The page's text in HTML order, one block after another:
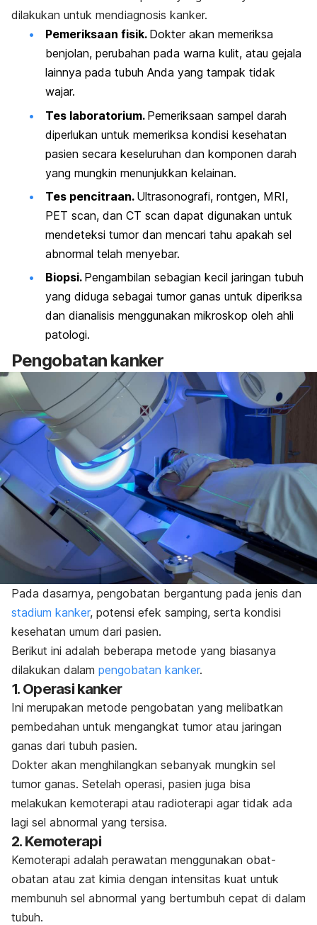
dilakukan untuk mendiagnosis kanker.
Pemeriksaan fisik. Dokter akan memeriksa
benjolan, perubahan pada warna kulit, atau gejala
lainnya pada tubuh Anda yang tampak tidak
wajar.
Tes laboratorium. Pemeriksaan sampel darah
diperlukan untuk memeriksa kondisi kesehatan
pasien secara keseluruhan dan komponen darah
yang mungkin menunjukkan kelainan.
Tes pencitraan. Ultrasonografi, rontgen, MRI,
PET scan, dan CT scan dapat digunakan untuk
mendeteksi tumor dan mencari tahu apakah sel
abnormal telah menyebar.
Biopsi. Pengambilan sebagian kecil jaringan tubuh
yang diduga sebagai tumor ganas untuk diperiksa
dan dianalisis menggunakan mikroskop oleh ahli
patologi.
Pengobatan kanker
Pada dasarnya, pengobatan bergantung pada jenis dan
stadium kanker, potensi efek samping, serta kondisi
kesehatan umum dari pasien.
Berikut ini adalah beberapa metode yang biasanya
dilakukan dalam pengobatan kanker.
1. Operasi kanker
Ini merupakan metode pengobatan yang melibatkan
pembedahan untuk mengangkat tumor atau jaringan
ganas dari tubuh pasien.
Dokter akan menghilangkan sebanyak mungkin sel
tumor ganas. Setelah operasi, pasien juga bisa
melakukan kemoterapi atau radioterapi agar tidak ada
lagi sel abnormal yang tersisa.
2. Kemoterapi
Kemoterapi adalah perawatan menggunakan obat-
obatan atau zat kimia dengan intensitas kuat untuk
membunuh sel abnormal yang bertumbuh cepat di dalam
tubuh.